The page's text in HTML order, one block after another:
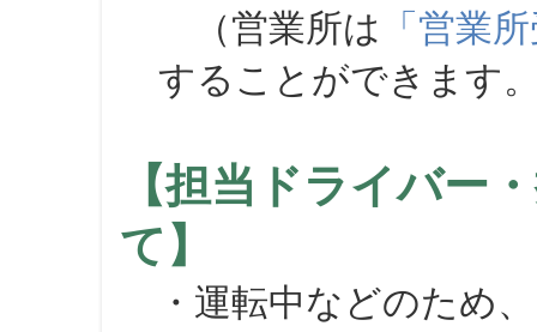
（営業所は 「営業
することができます
【担当ドライバー
て】
・運転中などのため